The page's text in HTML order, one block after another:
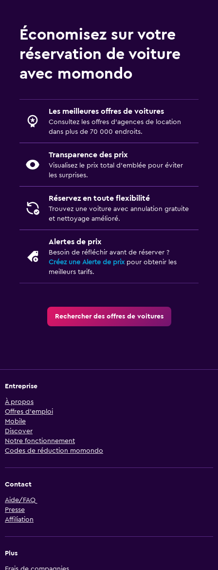
Économisez sur votre
réservation de voiture
avec momondo
Les meilleures offres de voitures
Consultez les offres d’agences de location
dans plus de 70 000 endroits.
Transparence des prix
Visualisez le prix total d’emblée pour éviter
les surprises.
Réservez en toute flexibilité
Trouvez une voiture avec annulation gratuite
et nettoyage amélioré.
Alertes de prix
Besoin de réfléchir avant de réserver ?
Créez une Alerte de prixpour obtenir les
meilleurs tarifs.
Rechercher des offres de voitures
Entreprise
À propos
Offres d’emploi
Mobile
Discover
Notre fonctionnement
Codes de réduction momondo
Contact
Aide/FAQ
Presse
Affiliation
Plus